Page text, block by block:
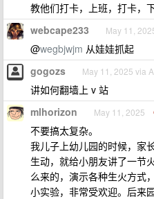
教他们打卡，上班，打卡，
webcape233 May 11,
@wegbjwjm 从娃娃抓起
gogozs May 11, 2025 via
讲如何翻墙上 v 站
mlhorizon May 11, 2025
不要搞太复杂。
我儿子上幼儿园的时候，家
生动，就给小朋友讲了一节
么来的，演示各种生火方式
小实验，非常受欢迎。后来